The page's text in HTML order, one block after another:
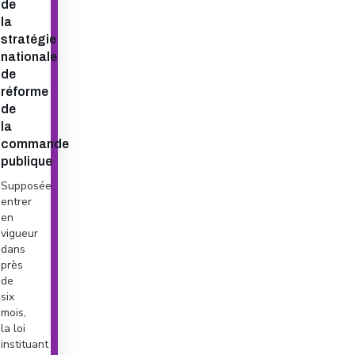
de
la
stratégie
nationale
de
réforme
de
la
commande
publique
Supposée
entrer
en
vigueur
dans
près
de
six
mois,
la loi
instituant